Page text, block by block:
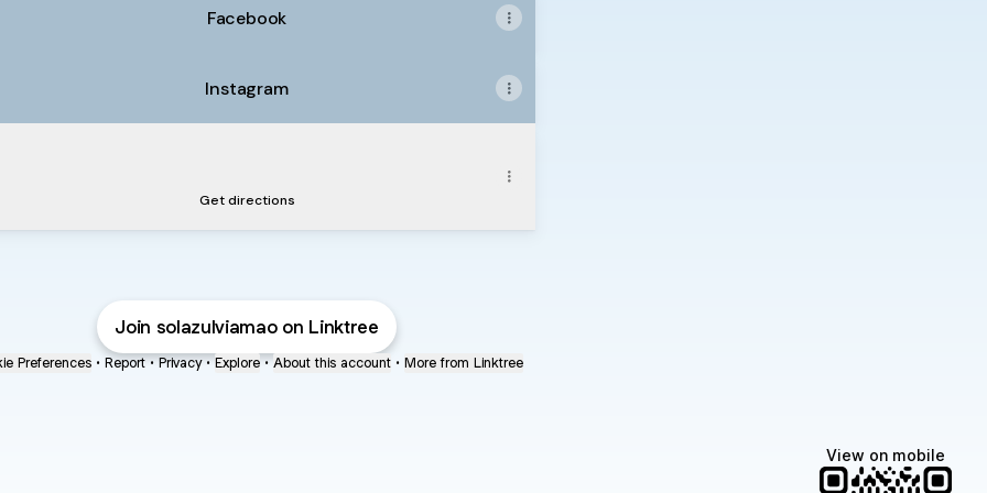
Facebook
Instagram
localização
Get directions
Join solazulviamao on Linktree
Preferences • Report • Privacy • Explore • About this account • More from Linktree
View on mobile